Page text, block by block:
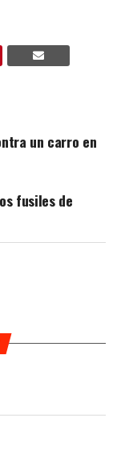
un carro en
fusiles de